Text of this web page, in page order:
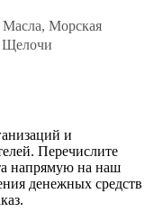
Морская
Щелочи
и
Перечислите
напрямую на наш
денежных средств